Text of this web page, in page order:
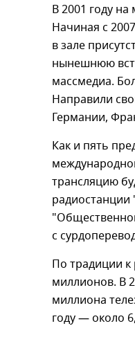
В 2001 году
Начиная с
в зале
нынешнюю
массмедиа.
Направили
Германии,
Как и пять
трансляцию
радиостанции
с
По традиции к
миллионов. В
миллиона
году — около